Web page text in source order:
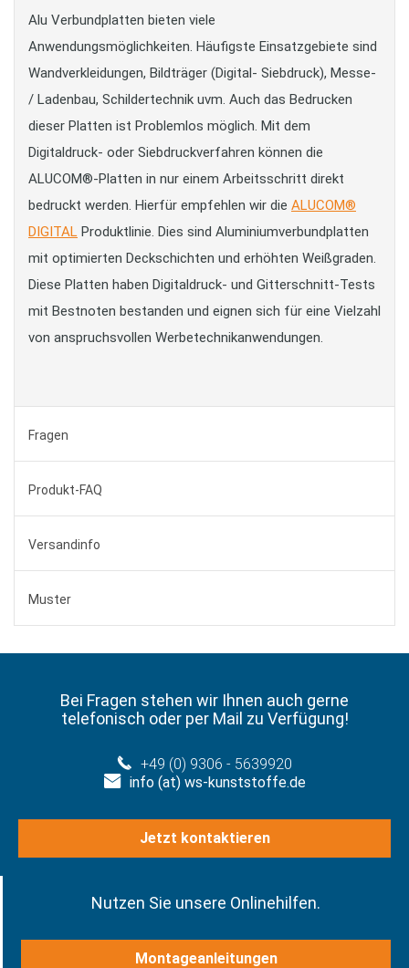
Alu Verbundplatten bieten viele
Anwendungsmöglichkeiten. Häufigste Einsatzgebiete sind
Wandverkleidungen, Bildträger (Digital- Siebdruck), Messe-
/ Ladenbau, Schildertechnik uvm. Auch das Bedrucken
dieser Platten ist Problemlos möglich. Mit dem
Digitaldruck- oder Siebdruckverfahren können die
ALUCOM®-Platten in nur einem Arbeitsschritt direkt
bedruckt werden. Hierfür empfehlen wir die ALUCOM®
DIGITAL Produktlinie. Dies sind Aluminiumverbundplatten
mit optimierten Deckschichten und erhöhten Weißgraden.
Diese Platten haben Digitaldruck- und Gitterschnitt-Tests
mit Bestnoten bestanden und eignen sich für eine Vielzahl
von anspruchsvollen Werbetechnikanwendungen.
Fragen
Produkt-FAQ
Versandinfo
Muster
Bei Fragen stehen wir Ihnen auch gerne
telefonisch oder per Mail zu Verfügung!
+49 (0) 9306 - 5639920
info (at) ws-kunststoffe.de
Jetzt kontaktieren
Nutzen Sie unsere Onlinehilfen.
Montageanleitungen